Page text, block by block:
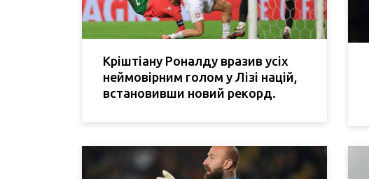
Кріштіану Роналду вразив усіх
неймовірним голом у Лізі націй,
встановивши новий рекорд.